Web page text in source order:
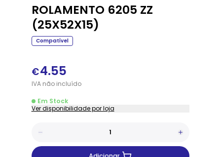
ROLAMENTO 6205 ZZ
(25X52X15)
Compatível
€4.55
IVAnãoincluído
Em Stock
Ver disponibilidade por loja